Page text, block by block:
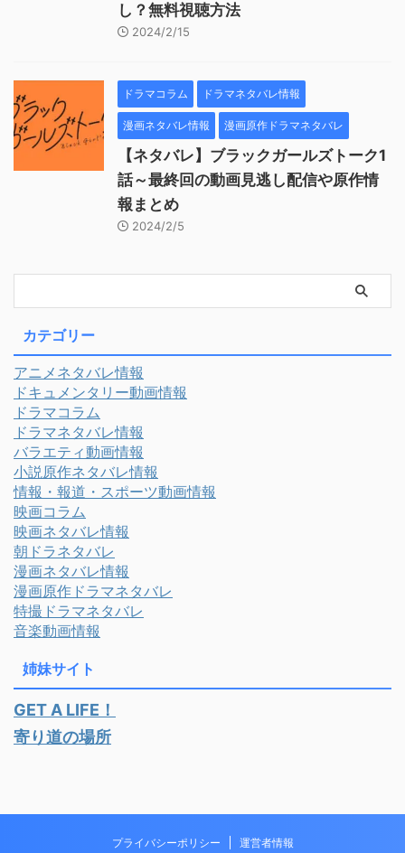
し？無料視聴方法
2024/2/15
ドラマコラム ドラマネタバレ情報
漫画ネタバレ情報 漫画原作ドラマネタバレ
【ネタバレ】ブラックガールズトーク1
話～最終回の動画見逃し配信や原作情
報まとめ
2024/2/5
カテゴリー
アニメネタバレ情報
ドキュメンタリー動画情報
ドラマコラム
ドラマネタバレ情報
バラエティ動画情報
小説原作ネタバレ情報
情報・報道・スポーツ動画情報
映画コラム
映画ネタバレ情報
朝ドラネタバレ
漫画ネタバレ情報
漫画原作ドラマネタバレ
特撮ドラマネタバレ
音楽動画情報
姉妹サイト
GET A LIFE！
寄り道の場所
プライバシーポリシー 運営者情報